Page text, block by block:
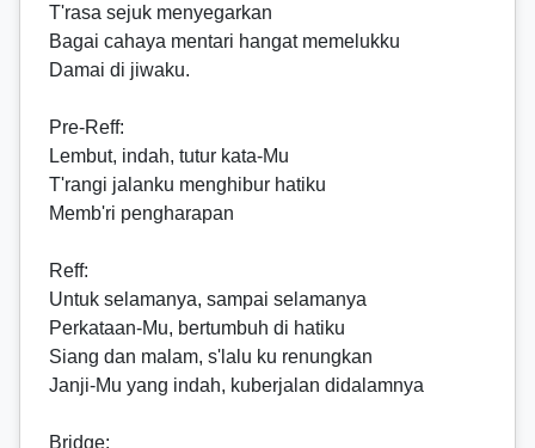
T'rasa sejuk menyegarkan
Bagai cahaya mentari hangat memelukku
Damai di jiwaku.
Pre-Reff:
Lembut, indah, tutur kata-Mu
T'rangi jalanku menghibur hatiku
Memb'ri pengharapan
Reff:
Untuk selamanya, sampai selamanya
Perkataan-Mu, bertumbuh di hatiku
Siang dan malam, s'lalu ku renungkan
Janji-Mu yang indah, kuberjalan didalamnya
Bridge: